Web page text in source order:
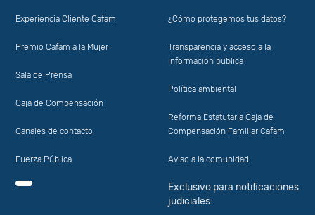
Experiencia Cliente Cafam
Premio Cafam a la Mujer
Sala de Prensa
Caja de Compensación
Canales de contacto
Fuerza Pública
¿Cómo protegemos tus datos?
Transparencia y acceso a la
información pública
Política ambiental
Reforma Estatutaria Caja de
Compensación Familiar Cafam
Aviso a la comunidad
Exclusivo para notificaciones
judiciales: